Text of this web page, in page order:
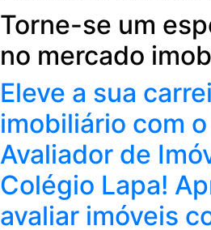
Torne-se um
no mercado
Eleve a sua
imobiliário com
Avaliador de
Colégio Lapa!
avaliar imóveis